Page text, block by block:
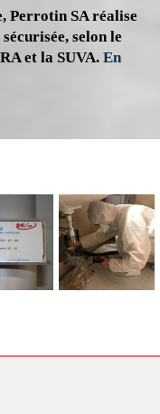
Perrotin SA réalise
selon le
et la SUVA. En